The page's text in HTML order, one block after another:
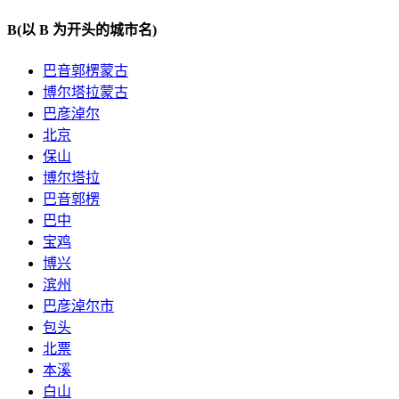
B(以 B 为开头的城市名)
巴音郭楞蒙古
博尔塔拉蒙古
巴彦淖尔
北京
保山
博尔塔拉
巴音郭楞
巴中
宝鸡
博兴
滨州
巴彦淖尔市
包头
北票
本溪
白山